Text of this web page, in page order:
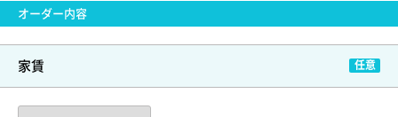
オーダー内容
家賃